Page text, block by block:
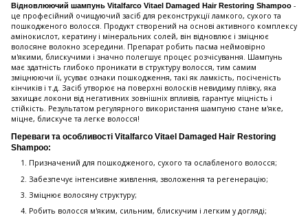
Відновлюючий шампунь Vitalfarco Vitael Damaged Hair Restoring Shampoo -
це професійний очищуючий засіб для реконструкції ламкого, сухого та
пошкодженого волосся. Продукт створений на основі активного комплексу
амінокислот, кератину і мінеральних солей, він відновлює і зміцнює
волосяне волокно зсередини. Препарат робить пасма неймовірно
м'якими, блискучими і значно полегшує процес розчісування. Шампунь
має здатність глибоко проникати в структуру волосся, тим самим
зміцнюючи її, усуває ознаки пошкодження, такі як ламкість, посіченість
кінчиків і т.д. Засіб утворює на поверхні волосків невидиму плівку, яка
захищає локони від негативних зовнішніх впливів, гарантує міцність і
стійкість. Результатом регулярного використання шампуню стане м'яке,
міцне, блискуче та легке волосся!
Переваги та особливості Vitalfarco Vitael Damaged Hair Restoring
Shampoo:
Призначений для пошкодженого, сухого та ослабленого волосся;
Забезпечує інтенсивне живлення, зволоження та регенерацію;
Зміцнює волосяну структуру;
Робить волосся м'яким, сильним, блискучим і легким у догляді;